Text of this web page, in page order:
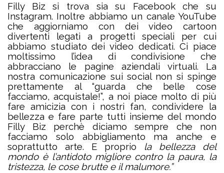
Filly Biz si trova sia su Facebook che su
Instagram. Inoltre abbiamo un canale YouTube
che aggiorniamo con dei video cartoon
divertenti legati a progetti speciali per cui
abbiamo studiato dei video dedicati. Ci piace
moltissimo l’idea di condivisione che
abbracciano le pagine aziendali virtuali. La
nostra comunicazione sui social non si spinge
prettamente al “guarda che belle cose
facciamo, acquistale!”, a noi piace molto di più
fare amicizia con i nostri fan, condividere la
bellezza e fare parte tutti insieme del mondo
Filly Biz perchè diciamo sempre che non
facciamo solo abbigliamento ma anche e
soprattutto arte. E proprio la bellezza del
mondo è l’antidoto migliore contro la paura, la
tristezza, le cose brutte e il malumore.”